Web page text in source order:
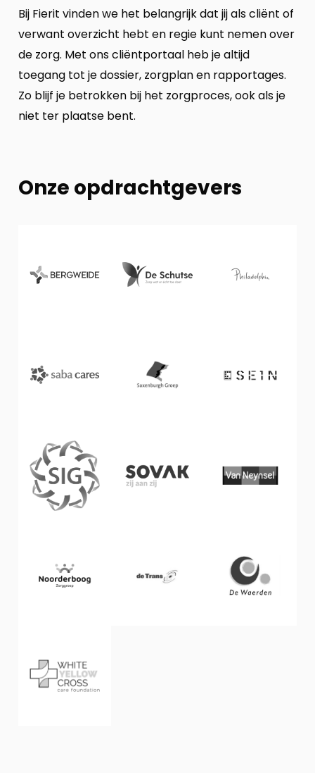
Bij Fierit vinden we het belangrijk dat jij als cliënt of
verwant overzicht hebt en regie kunt nemen over
de zorg. Met ons cliëntportaal heb je altijd
toegang tot je dossier, zorgplan en rapportages.
Zo blijf je betrokken bij het zorgproces, ook als je
niet ter plaatse bent.
Onze opdrachtgevers